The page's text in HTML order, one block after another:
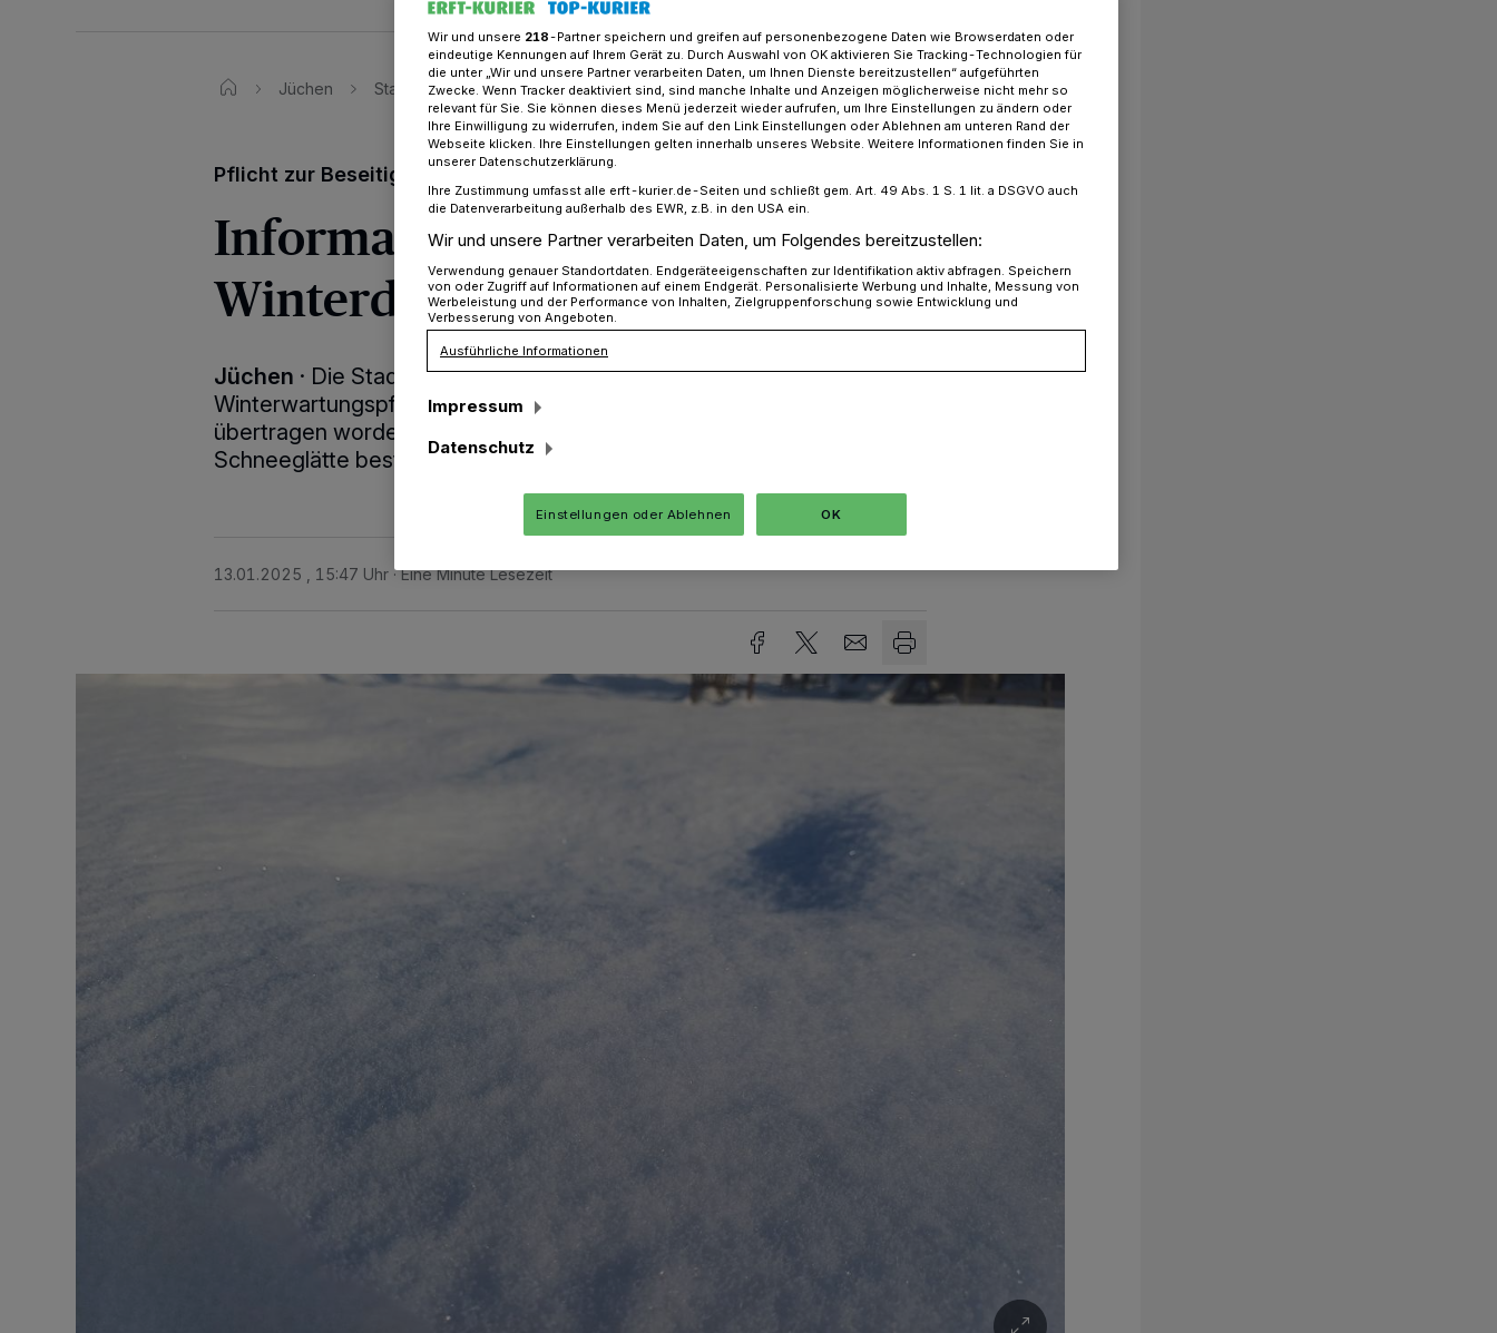
Jüchen Stadt Jüchen: Informationen rund um den Winterdienst
Pflicht zur Beseitigung von Eis- und Schneeglätte
Informationen rund um den
Winterdienst
Jüchen · Die Stadt weist darauf hin, dass überall dort, wo die
Winterwartungspflicht durch die Satzung auf die Straßenanlieger
übertragen worden ist, eine Pflicht zur Beseitigung von Eis- und
Schneeglätte besteht.
13.01.2025 , 15:47 Uhr Eine Minute Lesezeit
Wir und unsere 218-Partner speichern und greifen auf personenbezogene Daten wie Browserdaten oder
eindeutige Kennungen auf Ihrem Gerät zu. Durch Auswahl von OK aktivieren Sie Tracking-Technologien für
die unter „Wir und unsere Partner verarbeiten Daten, um Ihnen Dienste bereitzustellen“ aufgeführten
Zwecke. Wenn Tracker deaktiviert sind, sind manche Inhalte und Anzeigen möglicherweise nicht mehr so
relevant für Sie. Sie können dieses Menü jederzeit wieder aufrufen, um Ihre Einstellungen zu ändern oder
Ihre Einwilligung zu widerrufen, indem Sie auf den Link Einstellungen oder Ablehnen am unteren Rand der
Webseite klicken. Ihre Einstellungen gelten innerhalb unseres Website. Weitere Informationen finden Sie in
unserer Datenschutzerklärung.
Ihre Zustimmung umfasst alle erft-kurier.de-Seiten und schließt gem. Art. 49 Abs. 1 S. 1 lit. a DSGVO auch
die Datenverarbeitung außerhalb des EWR, z.B. in den USA ein.
Wir und unsere Partner verarbeiten Daten, um Folgendes bereitzustellen:
Verwendung genauer Standortdaten. Endgeräteeigenschaften zur Identifikation aktiv abfragen. Speichern
von oder Zugriff auf Informationen auf einem Endgerät. Personalisierte Werbung und Inhalte, Messung von
Werbeleistung und der Performance von Inhalten, Zielgruppenforschung sowie Entwicklung und
Verbesserung von Angeboten.
Ausführliche Informationen
Impressum
Datenschutz
Einstellungen oder Ablehnen OK